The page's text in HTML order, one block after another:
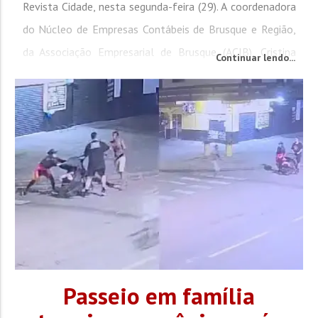
Revista Cidade, nesta segunda-feira (29). A coordenadora
do Núcleo de Empresas Contábeis de Brusque e Região,
da Associação Empresarial de Brusque (ACIB), Cristina
missão empresarial realizada no país vizinho e afirmou
que, apesar das oportunidades, a migração...
Continuar lendo...
Passeio em família